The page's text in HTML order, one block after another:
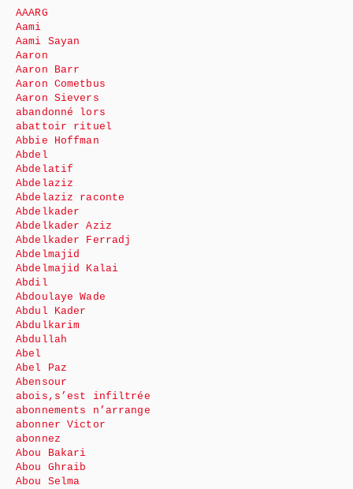
AAARG
Aami
Aami Sayan
Aaron
Aaron Barr
Aaron Cometbus
Aaron Sievers
abandonné lors
abattoir rituel
Abbie Hoffman
Abdel
Abdelatif
Abdelaziz
Abdelaziz raconte
Abdelkader
Abdelkader Aziz
Abdelkader Ferradj
Abdelmajid
Abdelmajid Kalai
Abdil
Abdoulaye Wade
Abdul Kader
Abdulkarim
Abdullah
Abel
Abel Paz
Abensour
abois,s’est infiltrée
abonnements n’arrange
abonner Victor
abonnez
Abou Bakari
Abou Ghraib
Abou Selma